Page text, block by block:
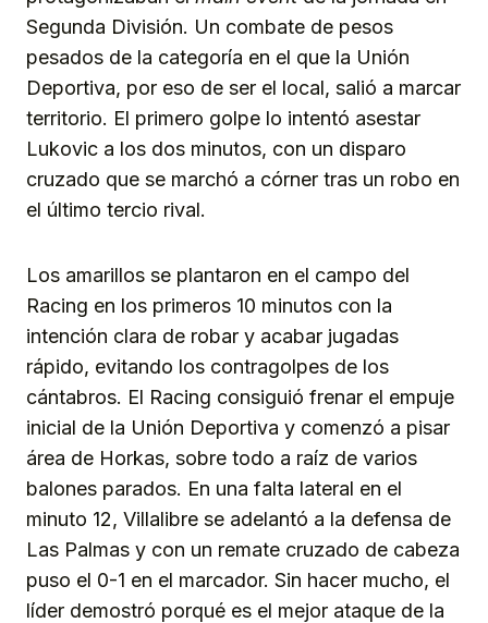
Segunda División. Un combate de pesos
pesados de la categoría en el que la Unión
Deportiva, por eso de ser el local, salió a marcar
territorio. El primero golpe lo intentó asestar
Lukovic a los dos minutos, con un disparo
cruzado que se marchó a córner tras un robo en
el último tercio rival.
Los amarillos se plantaron en el campo del
Racing en los primeros 10 minutos con la
intención clara de robar y acabar jugadas
rápido, evitando los contragolpes de los
cántabros. El Racing consiguió frenar el empuje
inicial de la Unión Deportiva y comenzó a pisar
área de Horkas, sobre todo a raíz de varios
balones parados. En una falta lateral en el
minuto 12, Villalibre se adelantó a la defensa de
Las Palmas y con un remate cruzado de cabeza
puso el 0-1 en el marcador. Sin hacer mucho, el
líder demostró porqué es el mejor ataque de la